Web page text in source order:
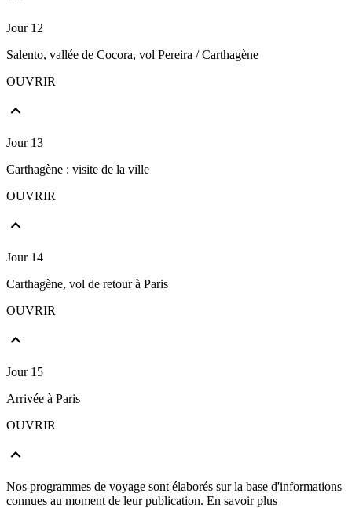
Jour 12
Salento, vallée de Cocora, vol Pereira / Carthagène
OUVRIR
Jour 13
Carthagène : visite de la ville
OUVRIR
Jour 14
Carthagène, vol de retour à Paris
OUVRIR
Jour 15
Arrivée à Paris
OUVRIR
Nos programmes de voyage sont élaborés sur la base d'informations
connues au moment de leur publication. En savoir plus